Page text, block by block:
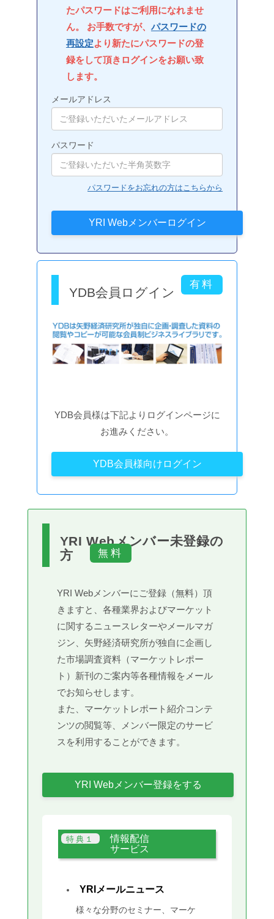
たパスワードはご利用になれませ
ん。 お手数ですが、 パスワードの
再設定より新たにパスワードの登
録をして頂きログインをお願い致
します。
メールアドレス
パスワード
パスワードをお忘れの方はこちらから
YDB会員ログイン
YDB会員様は下記よりログインページに
お進みください。
YDB会員様向けログイン
YRI Webメンバー未登録の
方
YRI Webメンバーにご登録（無料）頂
きますと、各種業界およびマーケット
に関するニュースレターやメールマガ
ジン、矢野経済研究所が独自に企画し
た市場調査資料（マーケットレポー
ト）新刊のご案内等各種情報をメール
でお知らせします。
また、マーケットレポート紹介コンテ
ンツの閲覧等、メンバー限定のサービ
スを利用することができます。
YRI Webメンバー登録をする
情報配信
サービス
YRIメールニュース
様々な分野のセミナー、マーケ